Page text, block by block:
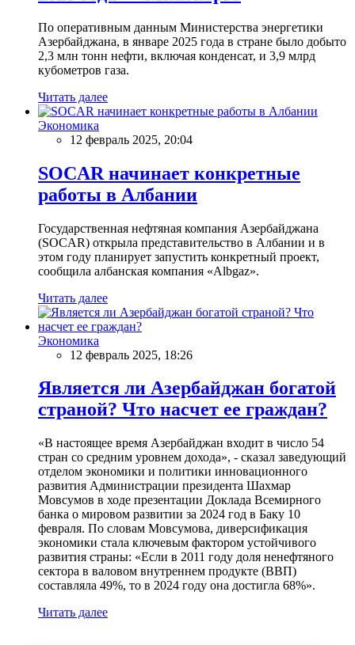
По оперативным данным Министерства энергетики
Азербайджана, в январе 2025 года в стране было добыто
2,3 млн тонн нефти, включая конденсат, и 3,9 млрд
кубометров газа.
Читать далее
Экономика
12 февраль 2025, 20:04
SOCAR начинает конкретные
работы в Албании
Государственная нефтяная компания Азербайджана
(SOCAR) открыла представительство в Албании и в
этом году планирует запустить конкретный проект,
сообщила албанская компания «Albgaz».
Читать далее
Экономика
12 февраль 2025, 18:26
Является ли Азербайджан богатой
страной? Что насчет ее граждан?
«В настоящее время Азербайджан входит в число 54
стран со средним уровнем дохода», - сказал заведующий
отделом экономики и политики инновационного
развития Администрации президента Шахмар
Мовсумов в ходе презентации Доклада Всемирного
банка о мировом развитии за 2024 год в Баку 10
февраля. По словам Мовсумова, диверсификация
экономики стала ключевым фактором устойчивого
развития страны: «Если в 2011 году доля ненефтяного
сектора в валовом внутреннем продукте (ВВП)
составляла 49%, то в 2024 году она достигла 68%».
Читать далее